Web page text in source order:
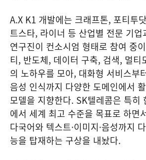
A.X K1 개발에는 크래프톤, 포티투
트스타, 라이너 등 산업별 전문 기
연구진이 컨소시엄 형태로 참여 중
티, 반도체, 데이터 구축, 검색, 멀티
의 노하우를 모아, 대화형 서비스부
음성 인식까지 다양한 도메인에서
모델을 지향한다. SK텔레콤은 특히
에서 세계 최고 수준을 목표로 하면
다국어와 텍스트·이미지·음성까지
능을 탑재하는 구상을 내놨다.